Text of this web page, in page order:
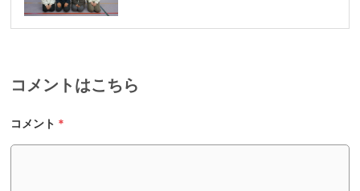
コメントはこちら
コメント *